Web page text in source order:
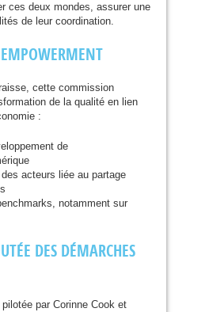
ces deux mondes, assurer une
de leur coordination.
EMPOWERMENT
cette commission
de la qualité en lien
:
de
acteurs liée au partage
notamment sur
ÉE DES DÉMARCHES
par Corinne Cook et